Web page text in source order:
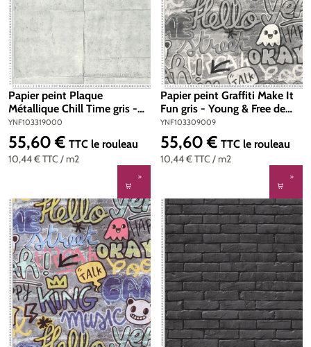
Papier peint Plaque
Métallique Chill Time gris -
Young & Free de Casélio | Réf.
YNF103319000
YNF103319000
10,44 €TTC / m2
Prix régulier :
55,60 € TTC le rouleau
Papier peint Graffiti Make It
Fun gris - Young & Free de
Casélio | Réf.
YNF103309009
YNF103309009
10,44 €TTC / m2
Prix régulier :
55,60 € TTC le rouleau